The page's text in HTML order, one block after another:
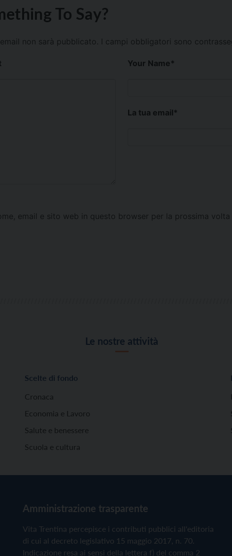
To Say?
non sarà pubblicato. I campi obbligatori sono
Your Name*
La tua email*
email e sito web in questo browser per la prossima
Le nostre attività
Scelte di fondo
Cronaca
Economia e Lavoro
Salute e benessere
Scuola e cultura
Amministrazione trasparente
Vita Trentina percepisce i contributi pubblici all'editoria
di cui al decreto legislativo 15 maggio 2017, n. 70.
Indicazione resa ai sensi della lettera f) del comma 2